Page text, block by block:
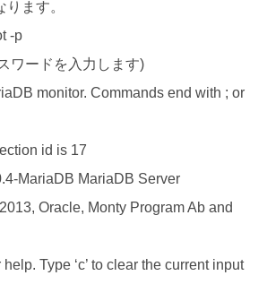
ります。
-p
ワードを入力します)
monitor. Commands end with ; or
id is 17
MariaDB MariaDB Server
Oracle, Monty Program Ab and
help. Type ‘c’ to clear the current input